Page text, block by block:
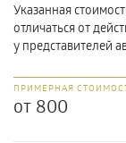
Указанная
отличаться от
у представителей
ПРИМЕРНАЯ
от 800